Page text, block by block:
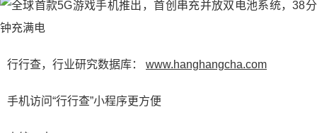
行行查，行业研究数据库： www.hanghangcha.com
手机访问“行行查”小程序更方便